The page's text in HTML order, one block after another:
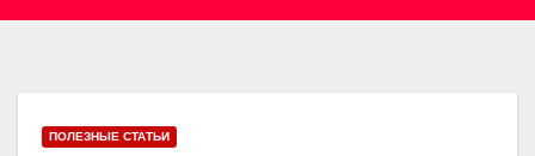
ПОЛЕЗНЫЕ СТАТЬИ